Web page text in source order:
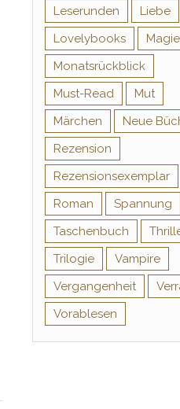
Leserunden
Liebe
Lovelybooks
Magie
Monatsrückblick
Must-Read
Mut
Märchen
Neue
Rezension
Rezensionsexemplar
Roman
Spannung
Taschenbuch
Trilogie
Vampire
Vergangenheit
Vorablesen